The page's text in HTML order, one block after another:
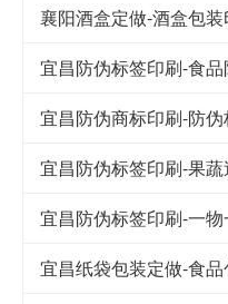
襄阳酒盒定做-酒盒包
宜昌防伪标签印刷-食
宜昌防伪商标印刷-防
宜昌防伪标签印刷-果
宜昌防伪标签印刷-一